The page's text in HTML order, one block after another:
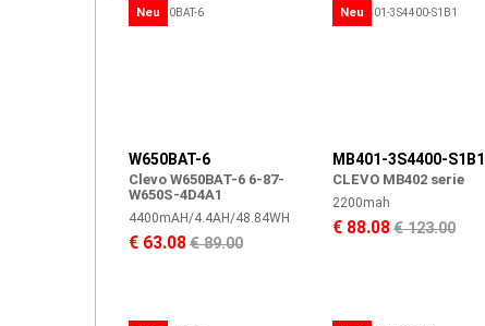
Neu
W650BAT-6
Clevo W650BAT-6 6-87-
W650S-4D4A1
4400mAH/4.4AH/48.84WH
€ 63.08€ 89.00
Neu
MB401-3S4400-S1B1
CLEVO MB402 serie
2200mah
€ 88.08€ 123.00